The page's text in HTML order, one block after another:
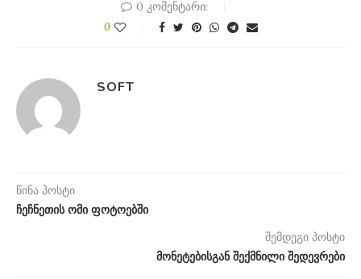
0 კომენტარი:
0
SOFT
წინა პოსტი
ჩეჩნეთის ომი ფოტოებში
შემდეგი პოსტი
მონეტებისგან შექმნილი შედევრები